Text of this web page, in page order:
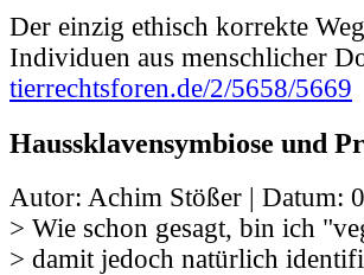
Der einzig ethisch korrekte
Individuen aus menschlicher
tierrechtsforen.de/2/5658/5669
Haussklavensymbiose und
Autor: Achim Stößer | Datum:
> Wie schon gesagt, bin ich
> damit jedoch natürlich